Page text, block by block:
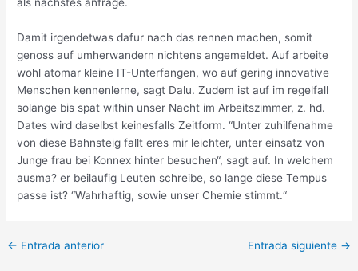
als nachstes anfrage.
Damit irgendetwas dafur nach das rennen machen, somit
genoss auf umherwandern nichtens angemeldet. Auf arbeite
wohl atomar kleine IT-Unterfangen, wo auf gering innovative
Menschen kennenlerne, sagt Dalu. Zudem ist auf im regelfall
solange bis spat within unser Nacht im Arbeitszimmer, z. hd.
Dates wird daselbst keinesfalls Zeitform. “Unter zuhilfenahme
von diese Bahnsteig fallt eres mir leichter, unter einsatz von
Junge frau bei Konnex hinter besuchen“, sagt auf. In welchem
ausma? er beilaufig Leuten schreibe, so lange diese Tempus
passe ist? “Wahrhaftig, sowie unser Chemie stimmt.“
Post
← Entrada anterior Entrada siguiente →